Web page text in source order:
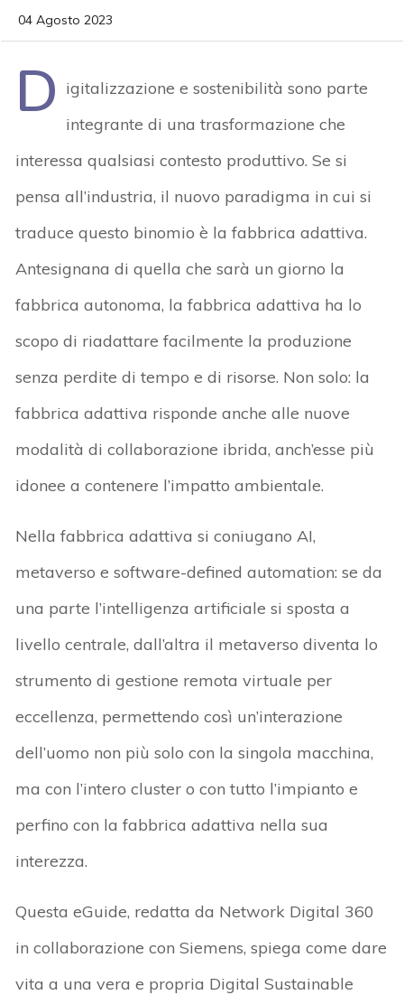
04 Agosto 2023
D igitalizzazione e sostenibilità sono parte
integrante di una trasformazione che
interessa qualsiasi contesto produttivo. Se si
pensa all’industria, il nuovo paradigma in cui si
traduce questo binomio è la fabbrica adattiva.
Antesignana di quella che sarà un giorno la
fabbrica autonoma, la fabbrica adattiva ha lo
scopo di riadattare facilmente la produzione
senza perdite di tempo e di risorse. Non solo: la
fabbrica adattiva risponde anche alle nuove
modalità di collaborazione ibrida, anch’esse più
idonee a contenere l’impatto ambientale.
Nella fabbrica adattiva si coniugano AI,
metaverso e software-defined automation: se da
una parte l’intelligenza artificiale si sposta a
livello centrale, dall’altra il metaverso diventa lo
strumento di gestione remota virtuale per
eccellenza, permettendo così un’interazione
dell’uomo non più solo con la singola macchina,
ma con l’intero cluster o con tutto l’impianto e
perfino con la fabbrica adattiva nella sua
interezza.
Questa eGuide, redatta da Network Digital 360
in collaborazione con Siemens, spiega come dare
vita a una vera e propria Digital Sustainable